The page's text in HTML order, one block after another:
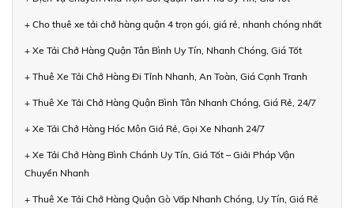
+ Cho thuê xe tải chở hàng quận 4 trọn gói, giá rẻ, nhanh chóng nhất
+ Xe Tải Chở Hàng Quận Tân Bình Uy Tín, Nhanh Chóng, Giá Tốt
+ Thuê Xe Tải Chở Hàng Đi Tỉnh Nhanh, An Toàn, Giá Cạnh Tranh
+ Thuê Xe Tải Chở Hàng Quận Bình Tân Nhanh Chóng, Giá Rẻ, 24/7
+ Xe Tải Chở Hàng Hóc Môn Giá Rẻ, Gọi Xe Nhanh 24/7
+ Xe Tải Chở Hàng Bình Chánh Uy Tín, Giá Tốt – Giải Pháp Vận
Chuyển Nhanh
+ Thuê Xe Tải Chở Hàng Quận Gò Vấp Nhanh Chóng, Uy Tín, Giá Rẻ